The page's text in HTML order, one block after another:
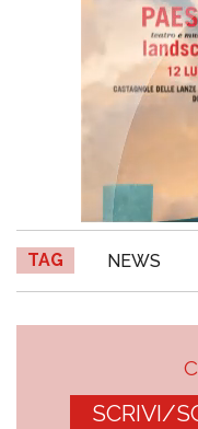
TAG NEWS
SCRIVI/